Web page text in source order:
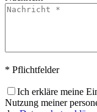
* Pflichtfelder
Ich erkläre meine
Nutzung meiner